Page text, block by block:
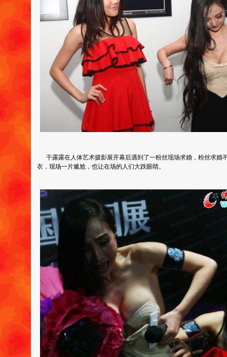
干露露在人体艺术摄影展开幕后遇到了一粉丝现场求婚，粉丝求婚
衣，现场一片尴尬，也让在场的人们大跌眼睛。